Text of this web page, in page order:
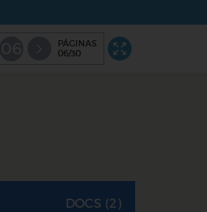
PÁGINAS
06/30
DOCS (2)